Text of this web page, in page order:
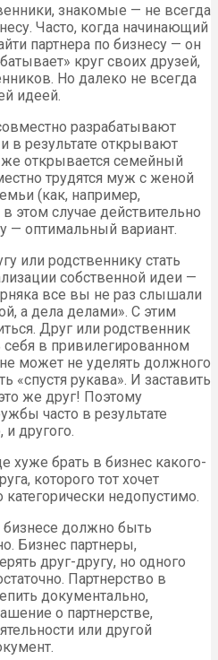
знакомые — не всегда
Часто, когда начинающий
партнера по бизнесу — он
круг своих друзей,
Но далеко не всегда
идеей.
разрабатывают
в результате открывают
открывается семейный
трудятся муж с женой
(как, например,
этом случае действительно
— оптимальный вариант.
или родственнику стать
собственной идеи —
все вы не раз слышали
а дела делами». С этим
Друг или родственник
себя в привилегированном
может не уделять должного
«спустя рукава». И заставить
же друг! Поэтому
часто в результате
другого.
хуже брать в бизнес какого-
которого тот хочет
недопустимо.
бизнесе должно быть
Бизнес партнеры,
друг-другу, но одного
Партнерство в
документально,
о партнерстве,
или другой